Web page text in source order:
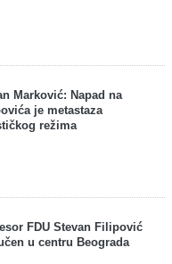
Marković: Napad na
je metastaza
režima
FDU Stevan Filipović
u centru Beograda